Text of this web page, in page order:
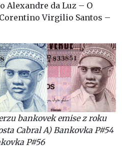
Alexandre da Luz – O
Virgilio Santos –
bankovek emise z roku
Cabral A) Bankovka P#54
P#56